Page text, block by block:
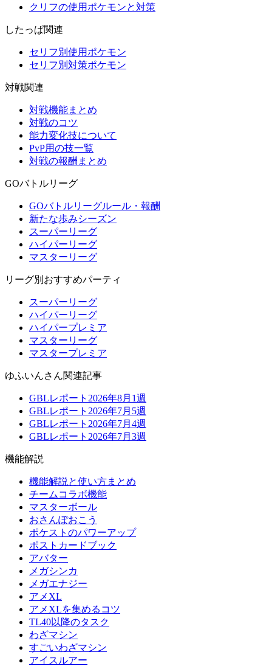
クリフの使用ポケモンと対策
したっぱ関連
セリフ別使用ポケモン
セリフ別対策ポケモン
対戦関連
対戦機能まとめ
対戦のコツ
能力変化技について
PvP用の技一覧
対戦の報酬まとめ
GOバトルリーグ
GOバトルリーグルール・報酬
新たな歩みシーズン
スーパーリーグ
ハイパーリーグ
マスターリーグ
リーグ別おすすめパーティ
スーパーリーグ
ハイパーリーグ
ハイパープレミア
マスターリーグ
マスタープレミア
ゆふいんさん関連記事
GBLレポート2026年8月1週
GBLレポート2026年7月5週
GBLレポート2026年7月4週
GBLレポート2026年7月3週
機能解説
機能解説と使い方まとめ
チームコラボ機能
マスターボール
おさんぽおこう
ポケストのパワーアップ
ポストカードブック
アバター
メガシンカ
メガエナジー
アメXL
アメXLを集めるコツ
TL40以降のタスク
わざマシン
すごいわざマシン
アイスルアー